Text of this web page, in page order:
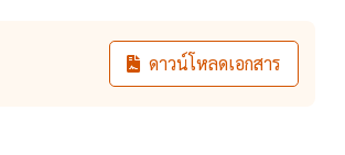
ดาวน์โหลดเอกสาร